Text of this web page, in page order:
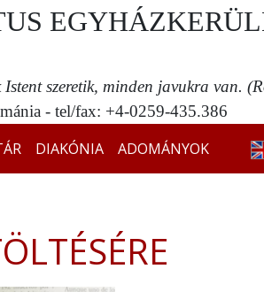
Istent szeretik, minden javukra van.
- tel/fax: +4-0259-435.386
DIAKÓNIA ADOMÁNYOK